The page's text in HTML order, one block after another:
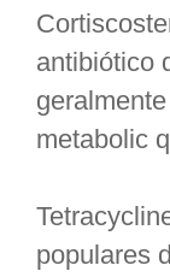
antibiótico
metabolic
populares